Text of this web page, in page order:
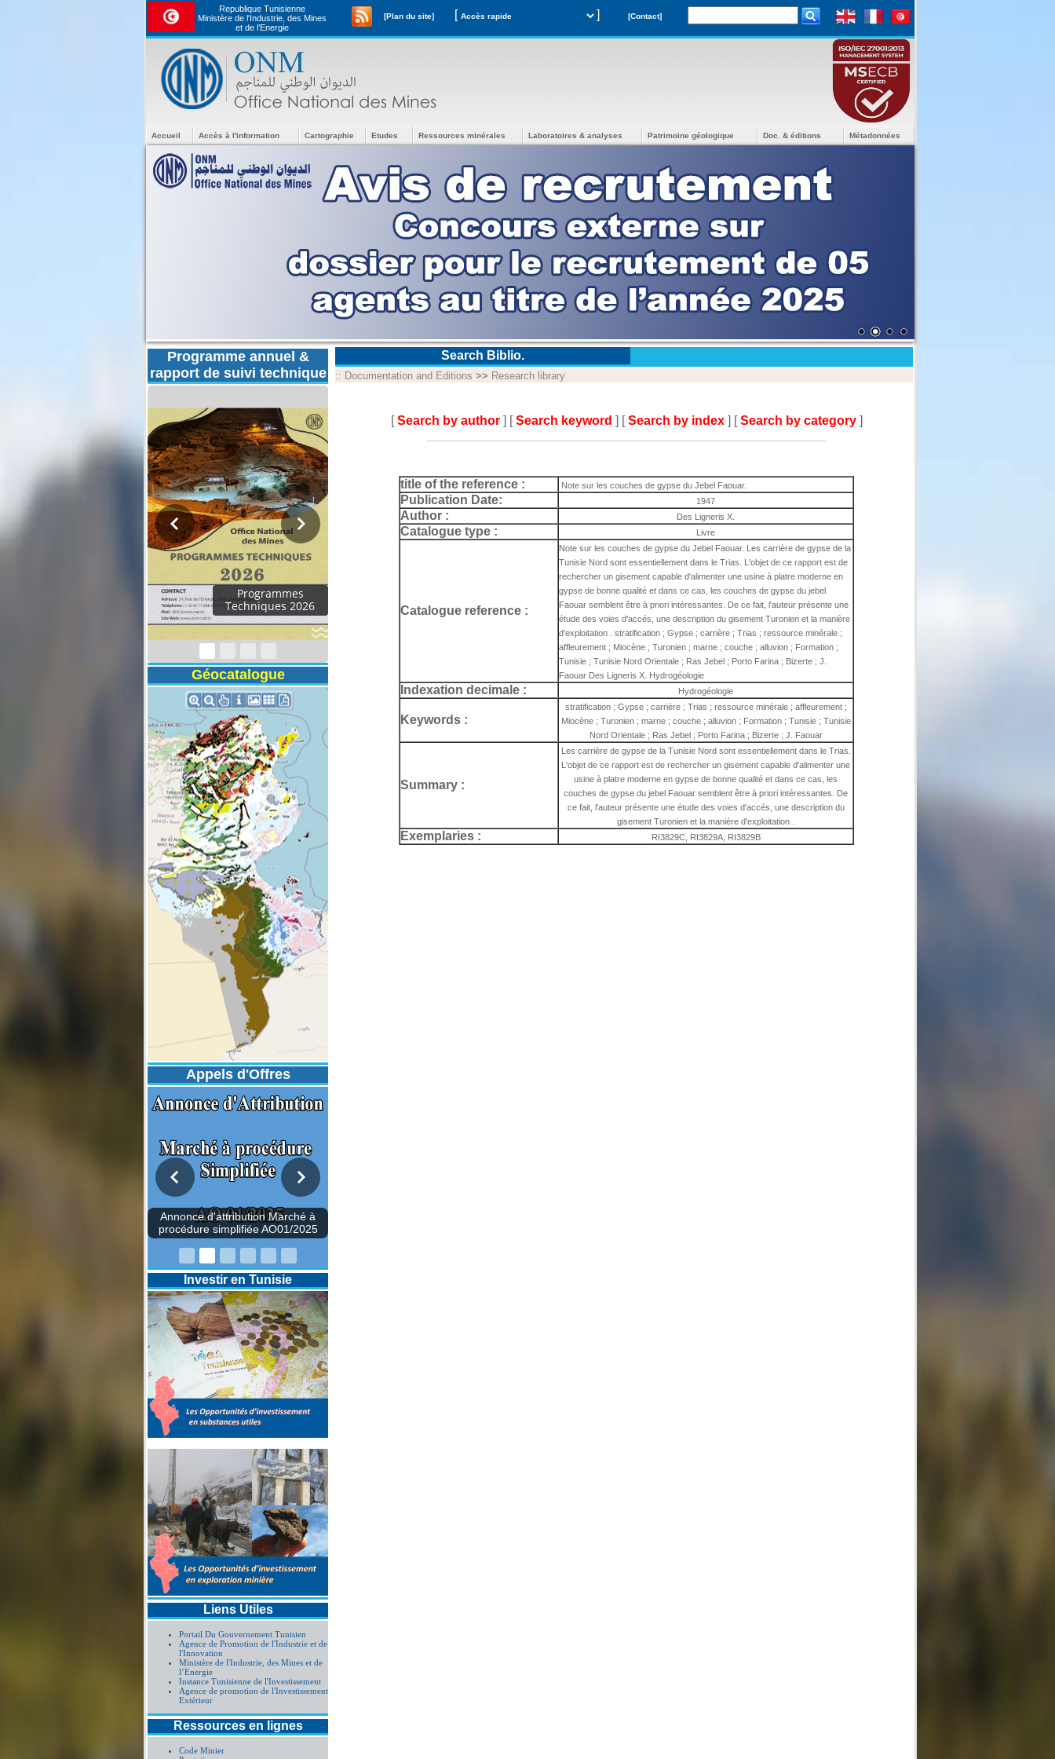
Republique Tunisienne
Ministère de l'Industrie, des Mines
et de l’Energie
[Plan du site] [ ] [Contact]
Accueil Accès à l'information Cartographie Etudes Ressources minérales Laboratoires & analyses Patrimoine géologique Doc. & éditions Métadonnées
Programme annuel &
rapport de suivi technique
Programmes
Techniques 2026
Géocatalogue
Appels d'Offres
Annonce d'attribution Marché à
procédure simplifiée AO01/2025
Investir en Tunisie
Liens Utiles
Portail Du Gouvernement Tunisien
Agence de Promotion de l'Industrie et de
l'Innovation
Ministère de l'Industrie, des Mines et de
l’Energie
Instance Tunisienne de l'Investissement
Agence de promotion de l'Investissement
Extérieur
Ressources en lignes
Code Minier
Search Biblio.
:: Documentation and Editions >> Research library
[Search by author ] [Search keyword ] [Search by index ] [Search by category ]
title of the reference : Note sur les couches de gypse du Jebel Faouar.
Publication Date: 1947
Author : Des Ligneris X.
Catalogue type : Livre
Catalogue reference :
Note sur les couches de gypse du Jebel Faouar. Les carrière de gypse de la
Tunisie Nord sont essentiellement dans le Trias. L'objet de ce rapport est de
rechercher un gisement capable d'alimenter une usine à platre moderne en
gypse de bonne qualité et dans ce cas, les couches de gypse du jebel
Faouar semblent être à priori intéressantes. De ce fait, l'auteur présente une
étude des voies d'accés, une description du gisement Turonien et la manière
d'exploitation . stratification ; Gypse ; carrière ; Trias ; ressource minérale ;
affleurement ; Miocène ; Turonien ; marne ; couche ; alluvion ; Formation ;
Tunisie ; Tunisie Nord Orientale ; Ras Jebel ; Porto Farina ; Bizerte ; J.
Faouar Des Ligneris X. Hydrogéologie
Indexation decimale : Hydrogéologie
Keywords :
stratification ; Gypse ; carrière ; Trias ; ressource minérale ; affleurement ;
Miocène ; Turonien ; marne ; couche ; alluvion ; Formation ; Tunisie ; Tunisie
Nord Orientale ; Ras Jebel ; Porto Farina ; Bizerte ; J. Faouar
Summary :
Les carrière de gypse de la Tunisie Nord sont essentiellement dans le Trias.
L'objet de ce rapport est de rechercher un gisement capable d'alimenter une
usine à platre moderne en gypse de bonne qualité et dans ce cas, les
couches de gypse du jebel Faouar semblent être à priori intéressantes. De
ce fait, l'auteur présente une étude des voies d'accés, une description du
gisement Turonien et la manière d'exploitation .
Exemplaries : RI3829C, RI3829A, RI3829B